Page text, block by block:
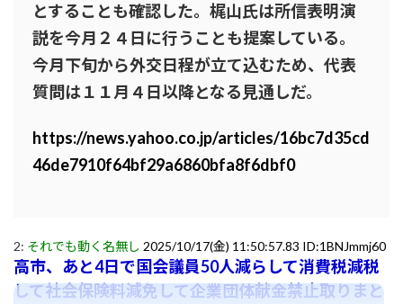
とすることも確認した。梶山氏は所信表明演
説を今月２４日に行うことも提案している。
今月下旬から外交日程が立て込むため、代表
質問は１１月４日以降となる見通しだ。
https://news.yahoo.co.jp/articles/16bc7d35cd
46de7910f64bf29a6860bfa8f6dbf0
2: それでも動く名無し 2025/10/17(金) 11:50:57.83 ID:1BNJmmj60
高市、あと4日で国会議員50人減らして消費税減税
して社会保険料減免して企業団体献金禁止取りまと